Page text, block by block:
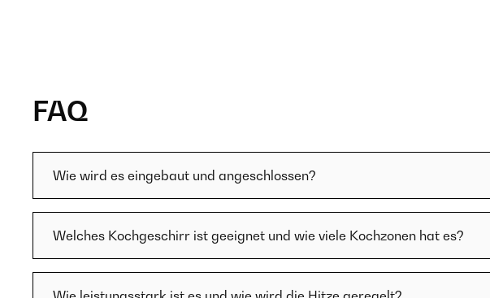
FAQ
Wie wird es eingebaut und angeschlossen?
Welches Kochgeschirr ist geeignet und wie viele Kochzonen hat es?